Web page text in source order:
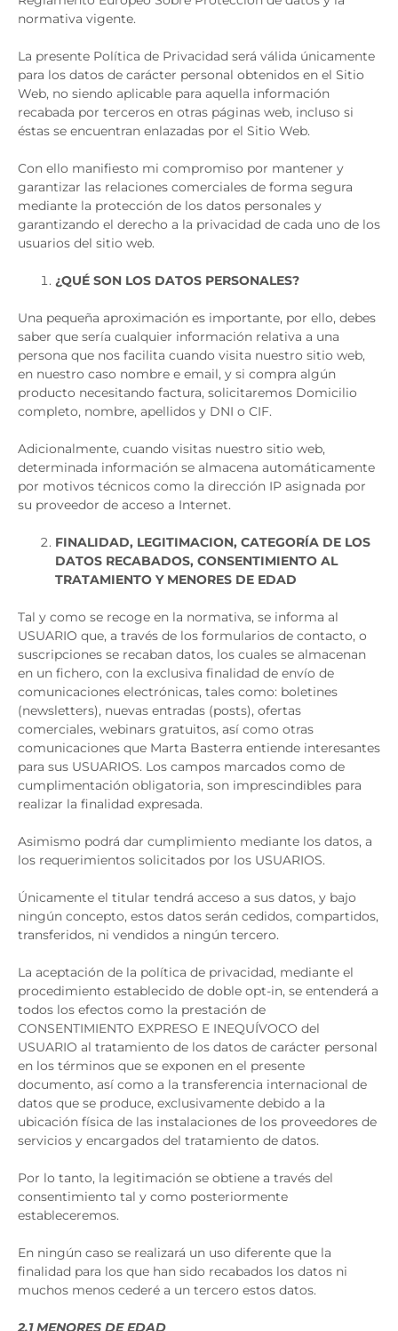
normativa vigente.
La presente Política de Privacidad será válida únicamente
para los datos de carácter personal obtenidos en el Sitio
Web, no siendo aplicable para aquella información
recabada por terceros en otras páginas web, incluso si
éstas se encuentran enlazadas por el Sitio Web.
Con ello manifiesto mi compromiso por mantener y
garantizar las relaciones comerciales de forma segura
mediante la protección de los datos personales y
garantizando el derecho a la privacidad de cada uno de los
usuarios del sitio web.
¿QUÉ SON LOS DATOS PERSONALES?
Una pequeña aproximación es importante, por ello, debes
saber que sería cualquier información relativa a una
persona que nos facilita cuando visita nuestro sitio web,
en nuestro caso nombre e email, y si compra algún
producto necesitando factura, solicitaremos Domicilio
completo, nombre, apellidos y DNI o CIF.
Adicionalmente, cuando visitas nuestro sitio web,
determinada información se almacena automáticamente
por motivos técnicos como la dirección IP asignada por
su proveedor de acceso a Internet.
FINALIDAD, LEGITIMACION, CATEGORÍA DE LOS
DATOS RECABADOS, CONSENTIMIENTO AL
TRATAMIENTO Y MENORES DE EDAD
Tal y como se recoge en la normativa, se informa al
USUARIO que, a través de los formularios de contacto, o
suscripciones se recaban datos, los cuales se almacenan
en un fichero, con la exclusiva finalidad de envío de
comunicaciones electrónicas, tales como: boletines
(newsletters), nuevas entradas (posts), ofertas
comerciales, webinars gratuitos, así como otras
comunicaciones que Marta Basterra entiende interesantes
para sus USUARIOS. Los campos marcados como de
cumplimentación obligatoria, son imprescindibles para
realizar la finalidad expresada.
Asimismo podrá dar cumplimiento mediante los datos, a
los requerimientos solicitados por los USUARIOS.
Únicamente el titular tendrá acceso a sus datos, y bajo
ningún concepto, estos datos serán cedidos, compartidos,
transferidos, ni vendidos a ningún tercero.
La aceptación de la política de privacidad, mediante el
procedimiento establecido de doble opt-in, se entenderá a
todos los efectos como la prestación de
CONSENTIMIENTO EXPRESO E INEQUÍVOCO del
USUARIO al tratamiento de los datos de carácter personal
en los términos que se exponen en el presente
documento, así como a la transferencia internacional de
datos que se produce, exclusivamente debido a la
ubicación física de las instalaciones de los proveedores de
servicios y encargados del tratamiento de datos.
Por lo tanto, la legitimación se obtiene a través del
consentimiento tal y como posteriormente
estableceremos.
En ningún caso se realizará un uso diferente que la
finalidad para los que han sido recabados los datos ni
muchos menos cederé a un tercero estos datos.
2.1 MENORES DE EDAD